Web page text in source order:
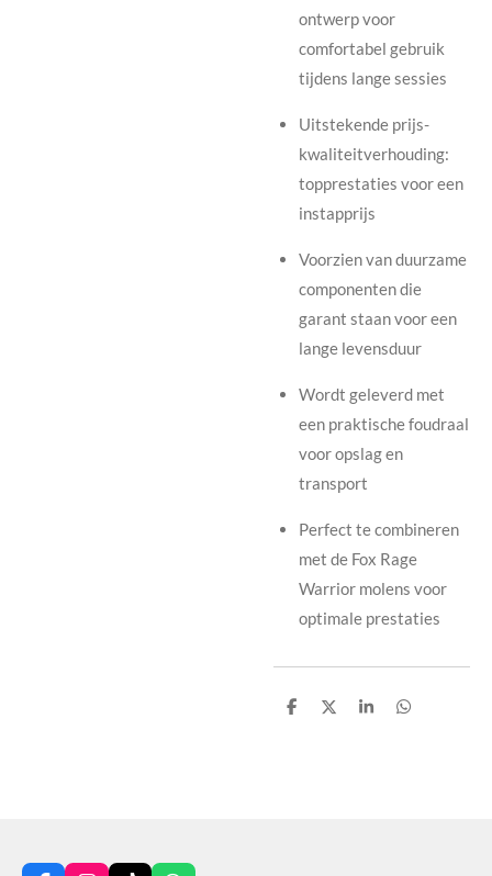
ontwerp voor
comfortabel gebruik
tijdens lange sessies
Uitstekende prijs-
kwaliteitverhouding:
topprestaties voor een
instapprijs
Voorzien van duurzame
componenten die
garant staan voor een
lange levensduur
Wordt geleverd met
een praktische foudraal
voor opslag en
transport
Perfect te combineren
met de Fox Rage
Warrior molens voor
optimale prestaties
D
D
S
D